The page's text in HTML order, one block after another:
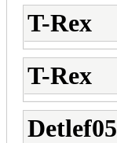
T-Rex
T-Rex
Detlef05